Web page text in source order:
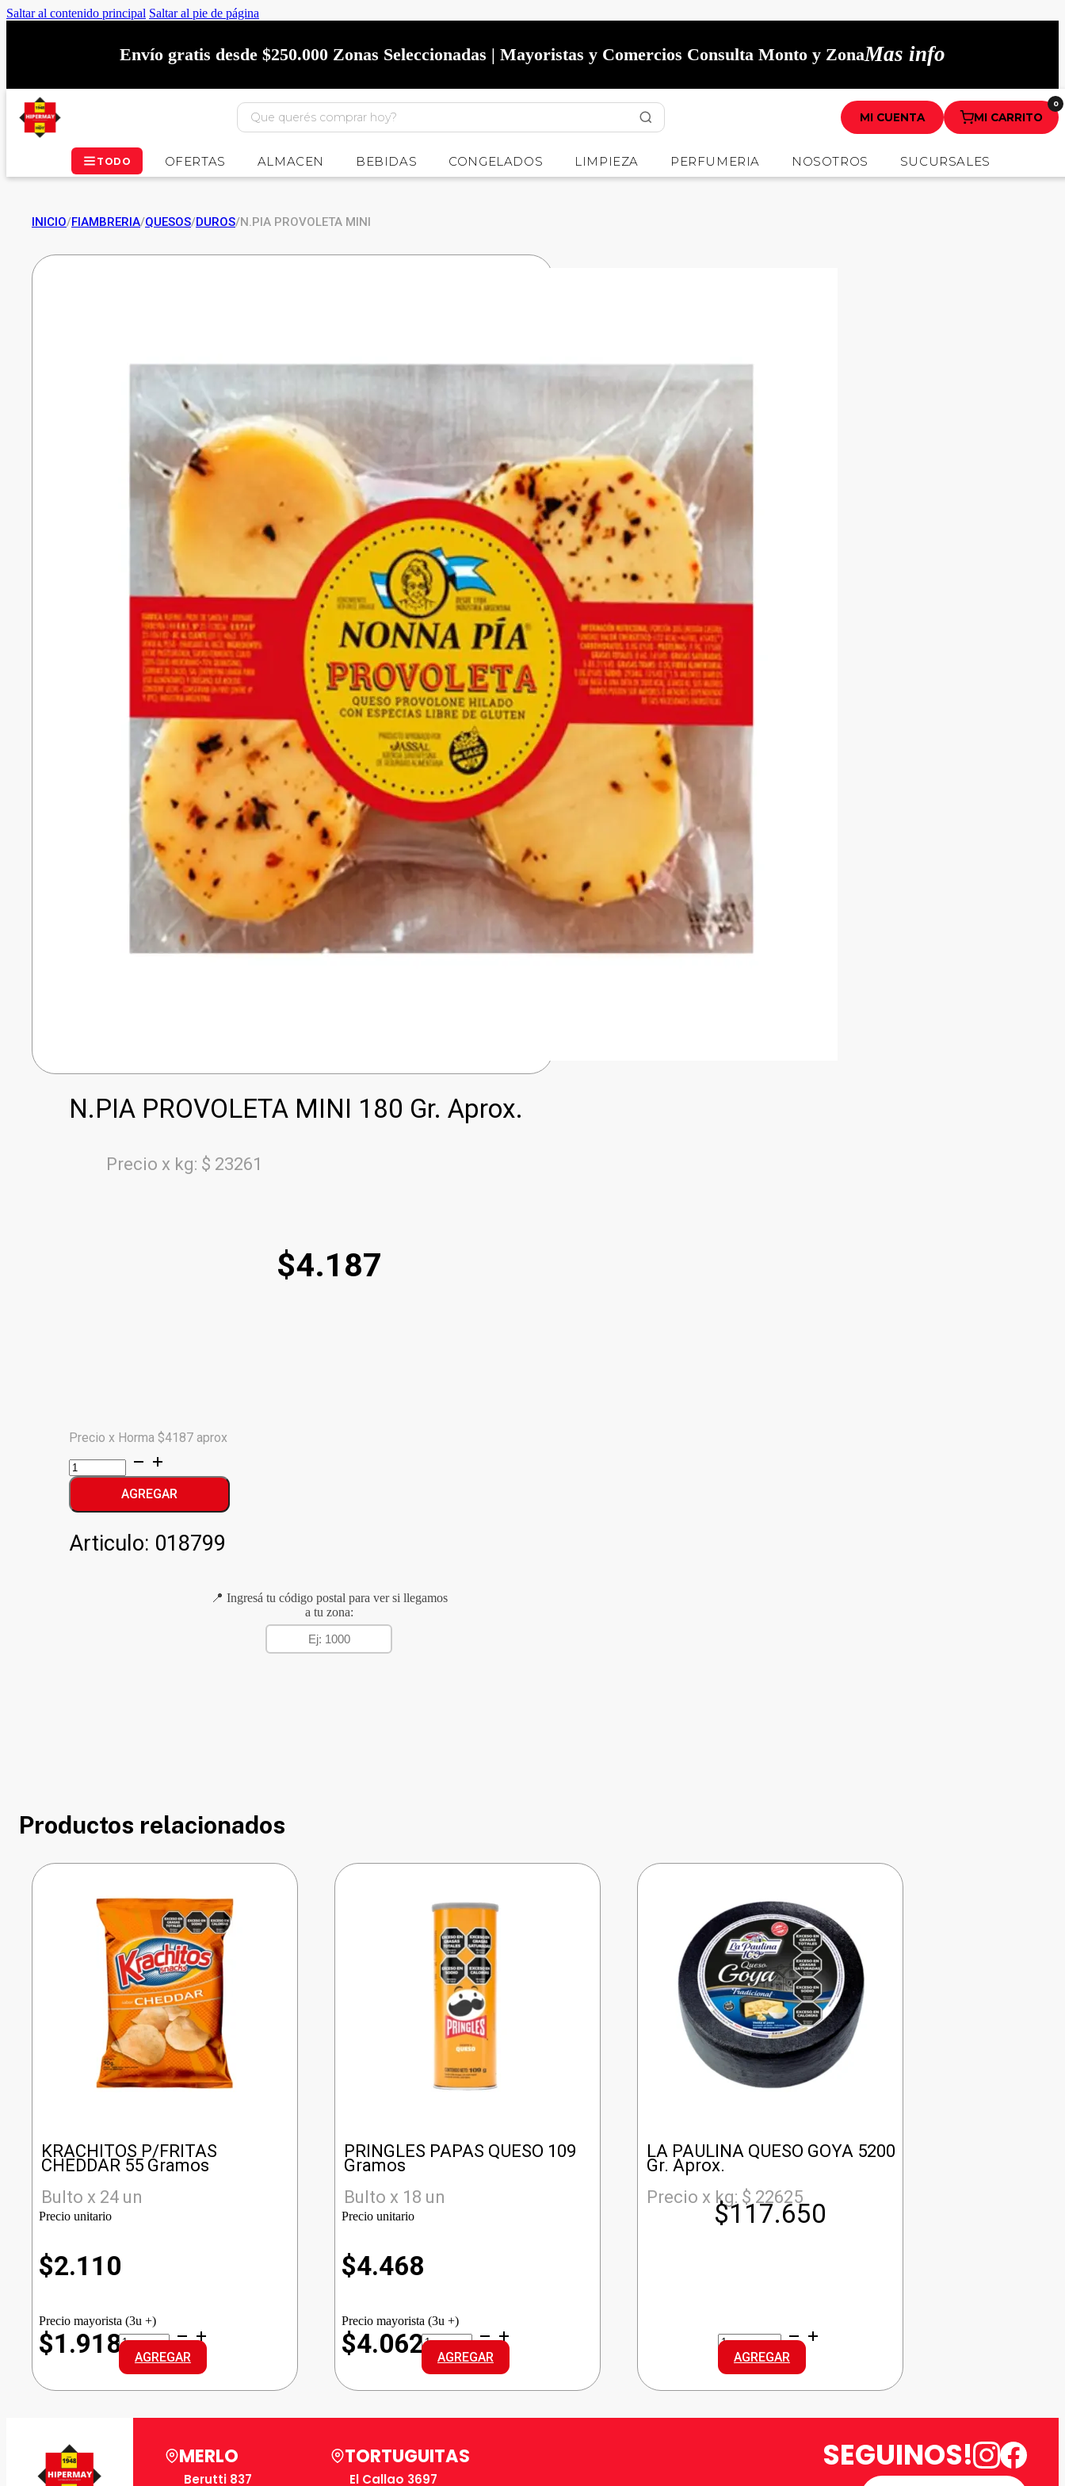
Saltar al contenido principal Saltar al pie de página
Envío gratis desde $250.000 Zonas Seleccionadas | Mayoristas y Comercios Consulta Monto y ZonaMas info
MI CUENTA MI CARRITO
0
TODO OFERTAS ALMACEN BEBIDAS CONGELADOS LIMPIEZA PERFUMERIA NOSOTROS SUCURSALES
INICIO/FIAMBRERIA/QUESOS/DUROS/N.PIA PROVOLETA MINI
N.PIA PROVOLETA MINI 180 Gr. Aprox.
Precio x kg: $ 23261
$4.187
Precio x Horma $4187 aprox
N.PIA
PROVOLETA
MINI
AGREGAR
Articulo: 018799
📍 Ingresá tu código postal para ver si llegamos
a tu zona:
Productos relacionados
KRACHITOS P/FRITAS
CHEDDAR 55 Gramos
Bulto x 24 un
Precio unitario
$2.110
Precio mayorista (3u +)
$1.918KRACHITOS
P/FRITAS
CHEDDAR
cantidad
AGREGAR
PRINGLES PAPAS QUESO 109
Gramos
Bulto x 18 un
Precio unitario
$4.468
Precio mayorista (3u +)
$4.062PRINGLES
PAPAS
QUESO
cantidad
AGREGAR
LA PAULINA QUESO GOYA 5200
Gr. Aprox.
Precio x kg: $ 22625
$117.650
LA
PAULINA
QUESO
GOYA
cantidad
AGREGAR
MERLO
Berutti 837
TORTUGUITAS
El Callao 3697
SEGUINOS!